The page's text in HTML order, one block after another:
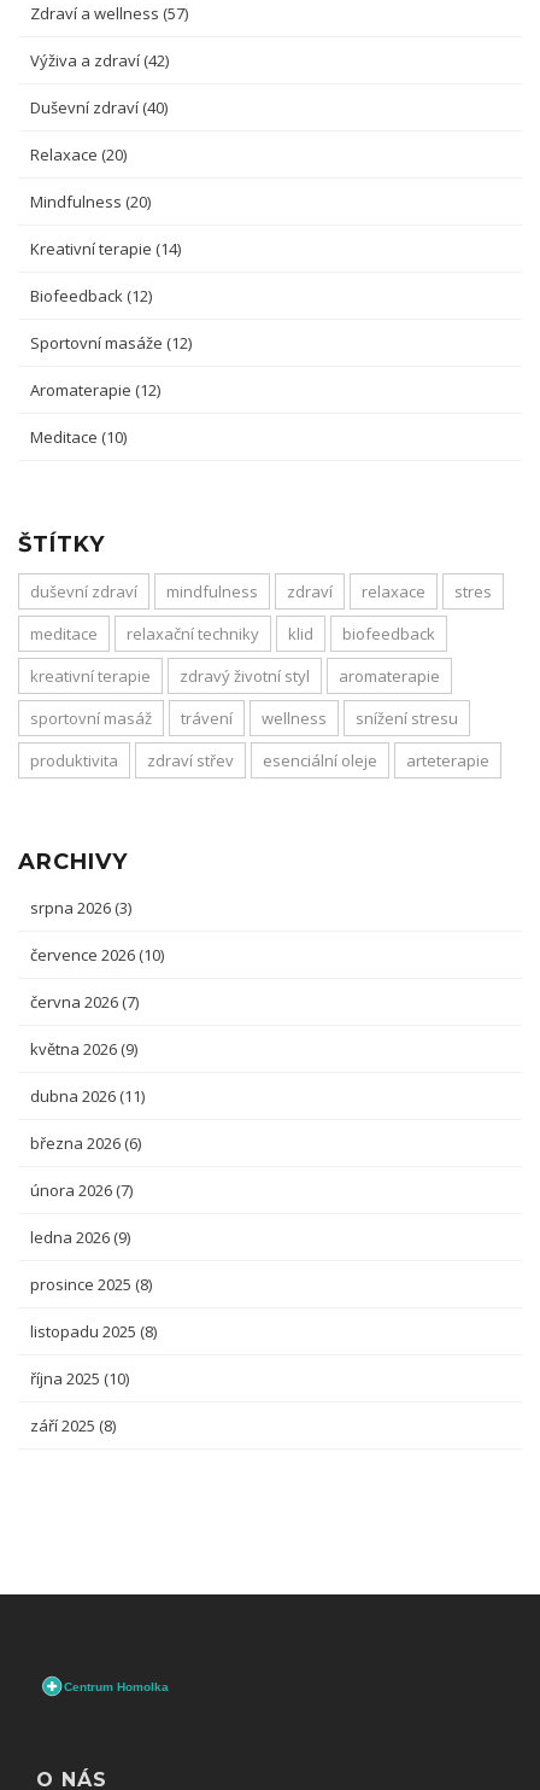
Zdraví a wellness (57)
Výživa a zdraví (42)
Duševní zdraví (40)
Relaxace (20)
Mindfulness (20)
Kreativní terapie (14)
Biofeedback (12)
Sportovní masáže (12)
Aromaterapie (12)
Meditace (10)
ŠTÍTKY
duševní zdraví mindfulness zdraví relaxace
stres
meditace
relaxační techniky klid
biofeedback
kreativní terapie
zdravý životní styl
aromaterapie
sportovní masáž
trávení wellness
snížení stresu
produktivita
zdraví střev esenciální oleje arteterapie
ARCHIVY
srpna 2026 (3)
července 2026 (10)
června 2026 (7)
května 2026 (9)
dubna 2026 (11)
března 2026 (6)
února 2026 (7)
ledna 2026 (9)
prosince 2025 (8)
listopadu 2025 (8)
října 2025 (10)
září 2025 (8)
O NÁS